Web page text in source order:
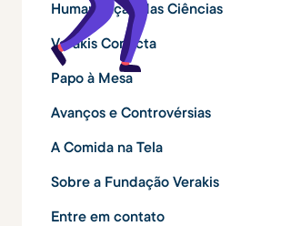
Humanização das Ciências
Verakis Conecta
Papo à Mesa
Avanços e Controvérsias
A Comida na Tela
Sobre a Fundação Verakis
Entre em contato